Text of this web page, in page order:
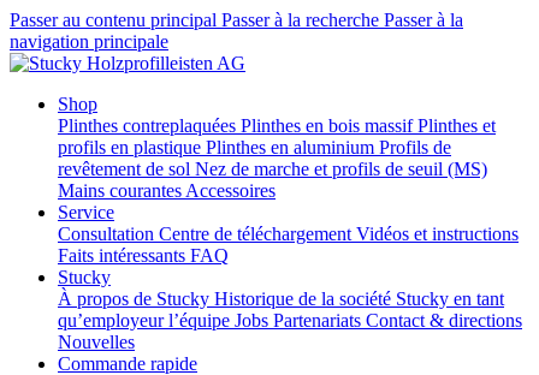
Passer au contenu principal Passer à la recherche Passer à la
navigation principale
Shop
Plinthes contreplaquées Plinthes en bois massif Plinthes et
profils en plastique Plinthes en aluminium Profils de
revêtement de sol Nez de marche et profils de seuil (MS)
Mains courantes Accessoires
Service
Consultation Centre de téléchargement Vidéos et instructions
Faits intéressants FAQ
Stucky
À propos de Stucky Historique de la société Stucky en tant
qu’employeur l’équipe Jobs Partenariats Contact & directions
Nouvelles
Commande rapide